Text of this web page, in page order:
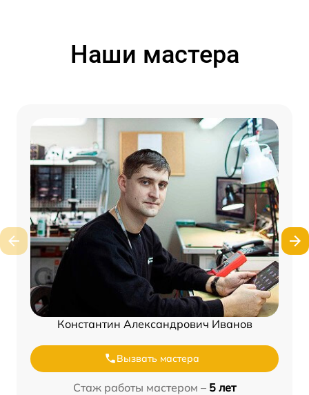
Наши мастера
Константин Александрович Иванов
Вызвать мастера
Стаж работы мастером – 5 лет